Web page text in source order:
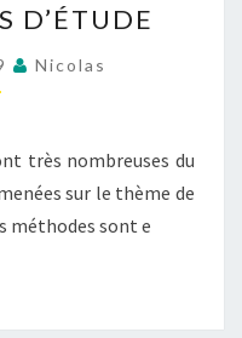
D’ÉTUDE
Nicolas
très nombreuses du
sur le thème de
méthodes sont e